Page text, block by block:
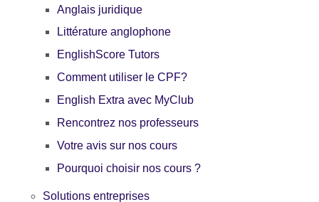
Anglais juridique
Littérature anglophone
EnglishScore Tutors
Comment utiliser le CPF?
English Extra avec MyClub
Rencontrez nos professeurs
Votre avis sur nos cours
Pourquoi choisir nos cours ?
Solutions entreprises